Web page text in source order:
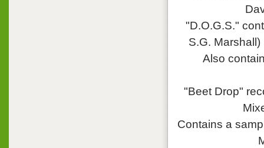
"D.O.G.S."
S.G.
Also
"Beet Drop"
Contains a